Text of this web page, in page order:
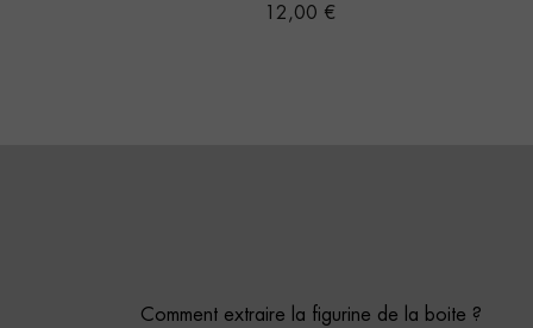
Prix
12,00 €
Comment extraire la figurine de la boite ?